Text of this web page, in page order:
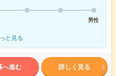
男性
と見る
へ進む 詳しく見る